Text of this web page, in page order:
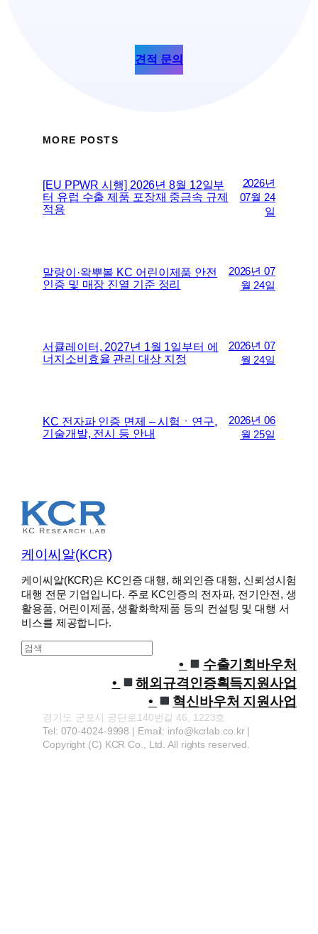
견적 문의
MORE POSTS
[EU PPWR 시행] 2026년 8월 12일부
터 유럽 수출 제품 포장재 중금속 규제
적용
2026년
07월 24
일
말랑이·왁뿌볼 KC 어린이제품 안전
인증 및 매장 진열 기준 정리
2026년 07
월 24일
서큘레이터, 2027년 1월 1일부터 에
너지소비효율 관리 대상 지정
2026년 07
월 24일
KC 전자파 인증 면제 – 시험ㆍ연구,
기술개발, 전시 등 안내
2026년 06
월 25일
케이씨알(KCR)
케이씨알(KCR)은 KC인증 대행, 해외인증 대행, 신뢰성시험
대행 전문 기업입니다. 주로 KC인증의 전자파, 전기안전, 생
활용품, 어린이제품, 생활화학제품 등의 컨설팅 및 대행 서
비스를 제공합니다.
S
수출기회바우처
해외규격인증획득지원사업
혁신바우처 지원사업
경기도 군포시 공단로140번길 46, 1223호
Tel: 070-4024-9998 | Email: info@kcrlab.co.kr |
Copyright (C) KCR Co., Ltd. All rights reserved.